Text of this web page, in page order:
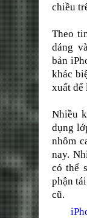
chiều
Theo
dáng
bản
khác
xuất để
Nhiều
dụng
nhôm
nay.
có thể
phận
cũ.